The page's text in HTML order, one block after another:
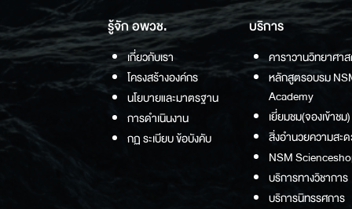
รู้จัก อพวช.
เกี่ยวกับเรา
โครงสร้างองค์กร
นโยบายและมาตรฐาน
การดำเนินงาน
กฏ ระเบียบ ข้อบังคับ
บริการ
คาราวานวิทยาศา
หลักสูตรอบรม
Academy
เยี่ยมชม(จองเข้าชม)
สิ่งอำนวยความสะ
NSM
บริการทางวิชาการ
บริการนิทรรศการ